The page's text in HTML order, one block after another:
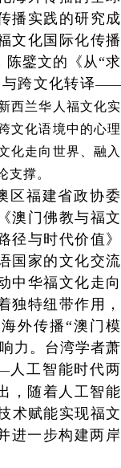
播实践的研究成
文化国际化传播
陈鐾文的《从“求
跨文化转译——
西兰华人福文化实
文化语境中的心理
化走向世界、融入
支撑。
区福建省政协委
澳门佛教与福文
径与时代价值》
国家的文化交流
中华福文化走向
独特纽带作用，
外传播“澳门模
力。台湾学者萧
人工智能时代两
，随着人工智能
术赋能实现福文
进一步构建两岸